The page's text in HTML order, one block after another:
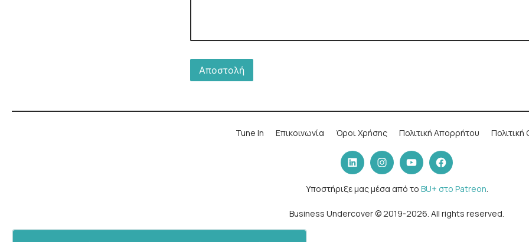
Tune In Επικοινωνία Όροι Χρήσης Πολιτική Απορρήτου
LinkedInInstagramYouTubeFacebook
Υποστήριξε μας μέσα από το BU+ στο Patreon.
Business Undercover © 2019-2026. All rights reserved.